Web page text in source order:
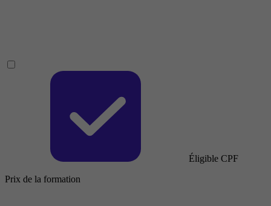
Éligible CPF
Prix de la formation